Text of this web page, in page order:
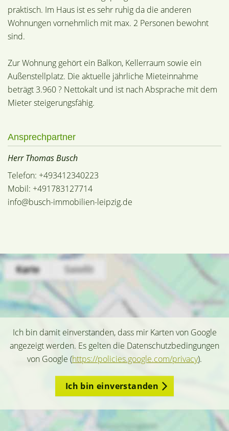
praktisch. Im Haus ist es sehr ruhig da die anderen
Wohnungen vornehmlich mit max. 2 Personen bewohnt
sind.
Zur Wohnung gehört ein Balkon, Kellerraum sowie ein
Außenstellplatz. Die aktuelle jährliche Mieteinnahme
beträgt 3.960 ? Nettokalt und ist nach Absprache mit dem
Mieter steigerungsfähig.
Ansprechpartner
Herr Thomas Busch
Telefon: +493412340223
Mobil: +491783127714
info@busch-immobilien-leipzig.de
Ich bin damit einverstanden, dass mir Karten von Google
angezeigt werden. Es gelten die Datenschutzbedingungen
von Google (https://policies.google.com/privacy).
Ich bin einverstanden